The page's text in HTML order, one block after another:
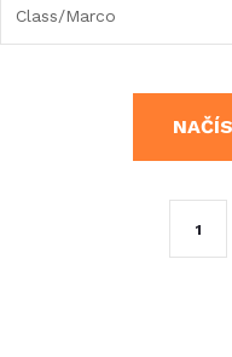
Class/Marco
Polo/Viano/Metris,
Active, Citroen
a podobné typy, Pössl
1